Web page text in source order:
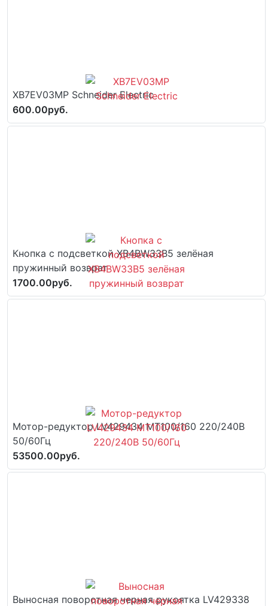
XB7EV03MP Schneider Electric
600.00руб.
Кнопка с подсветкой XB4BW33B5 зелёная
пружинный возврат
1700.00руб.
Мотор-редуктор LV429434 MT100/160 220/240В
50/60Гц
53500.00руб.
Выносная поворотная черная рукоятка LV429338